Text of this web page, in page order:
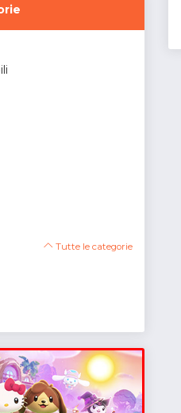
Tutte le categorie